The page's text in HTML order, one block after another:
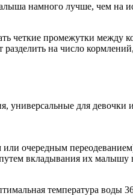
намного лучше, чем
четкие промежутки
на число
универсальные для девочки
очередным
вкладывания их малышу
температура воды